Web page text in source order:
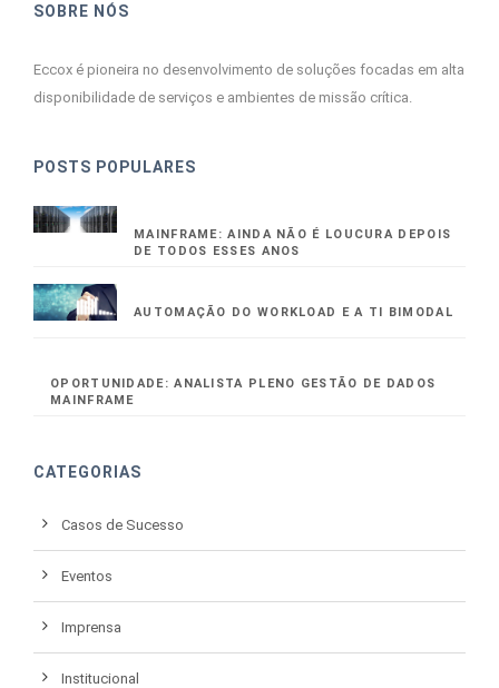
SOBRE NÓS
Eccox é pioneira no desenvolvimento de soluções focadas em alta
disponibilidade de serviços e ambientes de missão crítica.
POSTS POPULARES
MAINFRAME: AINDA NÃO É LOUCURA DEPOIS
DE TODOS ESSES ANOS
AUTOMAÇÃO DO WORKLOAD E A TI BIMODAL
OPORTUNIDADE: ANALISTA PLENO GESTÃO DE DADOS
MAINFRAME
CATEGORIAS
Casos de Sucesso
Eventos
Imprensa
Institucional